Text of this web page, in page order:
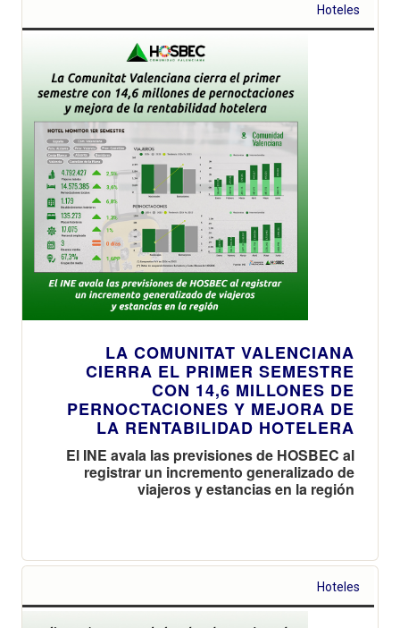
Hoteles
LA COMUNITAT VALENCIANA
CIERRA EL PRIMER SEMESTRE
CON 14,6 MILLONES DE
PERNOCTACIONES Y MEJORA DE
LA RENTABILIDAD HOTELERA
El INE avala las previsiones de HOSBEC al
registrar un incremento generalizado de
viajeros y estancias en la región
Hoteles